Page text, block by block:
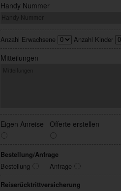
Handy Nummer
Anzahl Erwachsene Anzahl Kinder
Mitteilungen
Eigen Anreise Offerte erstellen
Bestellung/Anfrage
Bestellung Anfrage
Reiserücktrittversicherung